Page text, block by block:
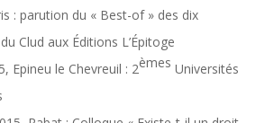
: parution du « Best-of » des dix
Clud aux Éditions L’Épitoge
Epineu le Chevreuil : 2èmes Universités